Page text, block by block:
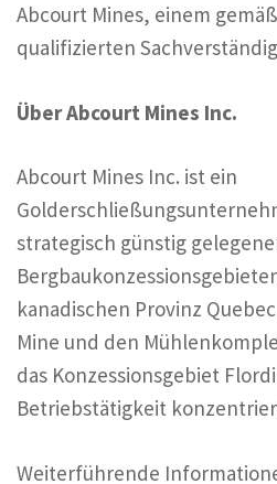
Abcourt Mines, einem
qualifizierten
Über Abcourt Mines Inc.
Abcourt Mines Inc. ist ein
strategisch günstig
kanadischen Provinz
Mine und den
das Konzessionsgebiet
Betriebstätigkeit
Weiterführende